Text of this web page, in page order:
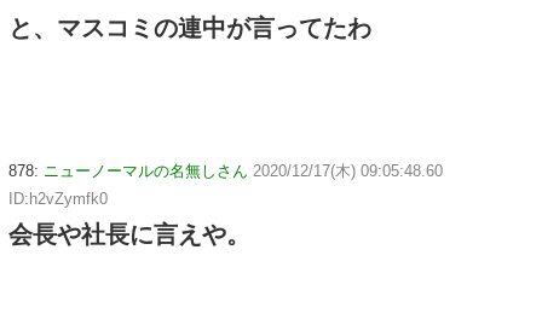
と、マスコミの連中が言ってたわ
878: ニューノーマルの名無しさん 2020/12/17(木) 09:05:48.60
ID:h2vZymfk0
会長や社長に言えや。